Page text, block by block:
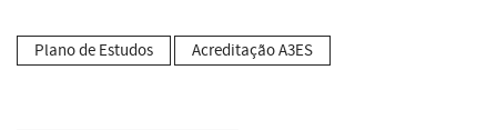
Plano de Estudos Acreditação A3ES